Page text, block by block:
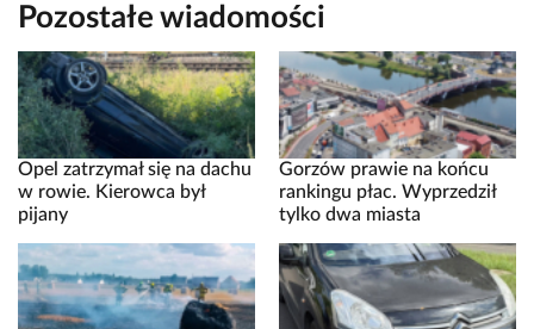
Pozostałe wiadomości
Opel zatrzymał się na dachu
w rowie. Kierowca był
pijany
Gorzów prawie na końcu
rankingu płac. Wyprzedził
tylko dwa miasta